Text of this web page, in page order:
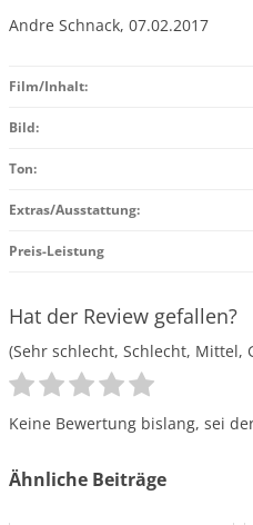
Andre Schnack, 07.02.2017
Film/Inhalt:
Bild:
Ton:
Extras/Ausstattung:
Preis-Leistung
Hat der Review gefallen?
(Sehr schlecht, Schlecht, Mittel,
Keine Bewertung bislang, sei
Ähnliche Beiträge